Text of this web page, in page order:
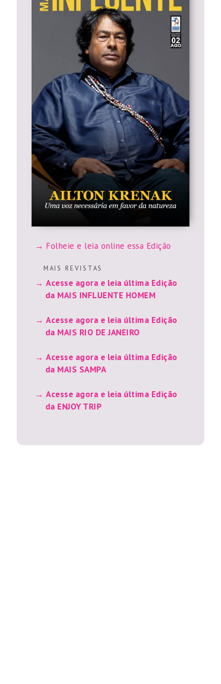
Folheie e leia online essa Edição
M A I S R E V I S T A S
Acesse agora e leia última Edição
da MAIS INFLUENTE HOMEM
Acesse agora e leia última Edição
da MAIS RIO DE JANEIRO
Acesse agora e leia última Edição
da MAIS SAMPA
Acesse agora e leia última Edição
da ENJOY TRIP